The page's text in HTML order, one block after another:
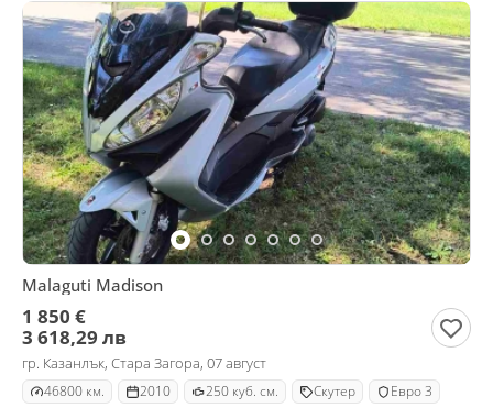
Malaguti Madison
1 850 €
3 618,29 лв
гр. Казанлък, Стара Загора, 07 август
46800 км. 2010 250 куб. см. Скутер Евро 3